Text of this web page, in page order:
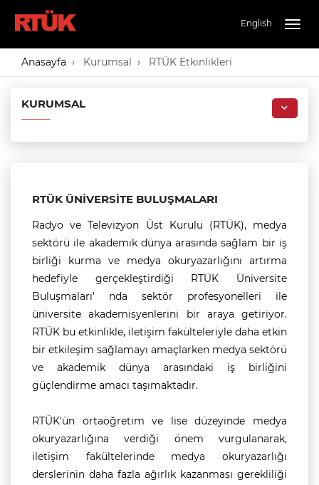
English
Anasayfa Kurumsal RTÜK Etkinlikleri
KURUMSAL
RTÜK ÜNİVERSİTE BULUŞMALARI
Radyo ve Televizyon Üst Kurulu (RTÜK), medya
sektörü ile akademik dünya arasında sağlam bir iş
birliği kurma ve medya okuryazarlığını artırma
hedefiyle gerçekleştirdiği RTÜK Üniversite
Buluşmaları' nda sektör profesyonelleri ile
üniversite akademisyenlerini bir araya getiriyor.
RTÜK bu etkinlikle, iletişim fakülteleriyle daha etkin
bir etkileşim sağlamayı amaçlarken medya sektörü
ve akademik dünya arasındaki iş birliğini
güçlendirme amacı taşımaktadır.
RTÜK'ün ortaöğretim ve lise düzeyinde medya
okuryazarlığına verdiği önem vurgulanarak,
iletişim fakültelerinde medya okuryazarlığı
derslerinin daha fazla ağırlık kazanması gerekliliği